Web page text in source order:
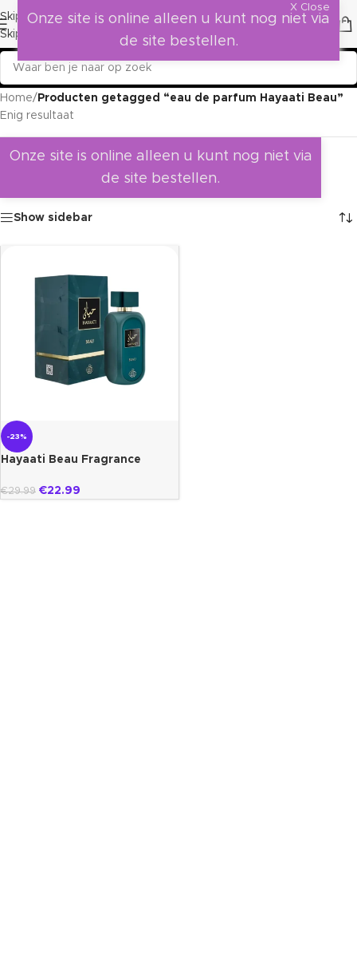
Skip to navigation
Skip to main content
Home/ Producten getagged “eau de parfum Hayaati Beau”
Enig resultaat
Onze site is online alleen u kunt nog niet via
de site bestellen.
Show sidebar
-23%
Hayaati Beau Fragrance
€29.99 €22.99
X Close
Onze site is online alleen u kunt nog niet via
de site bestellen.